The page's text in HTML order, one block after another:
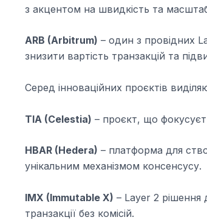
з акцентом на швидкість та
ARB (Arbitrum) – один з провідних
знизити вартість транзакцій та
Серед інноваційних проєктів
TIA (Celestia) – проєкт, що
HBAR (Hedera) – платформа для
унікальним механізмом консенсусу.
IMX (Immutable X) – Layer 2 рішення
транзакції без комісій.